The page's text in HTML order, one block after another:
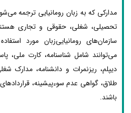
مدارکی که به زبان رومانیایی ترجمه
تحصیلی، شغلی، حقوقی و تجاری
سازمان‌های رومانیایی‌زبان مورد
می‌توانند شامل شناسنامه، کارت ملی،
دیپلم، ریزنمرات و دانشنامه، مدارک
طلاق، گواهی عدم سوءپیشینه،
باشند.